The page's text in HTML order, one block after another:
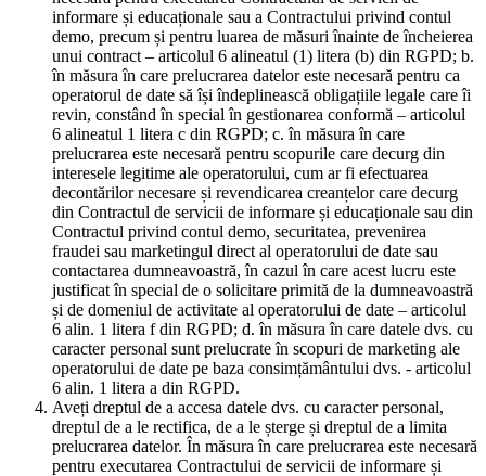
informare și educaționale sau a Contractului privind contul
demo, precum și pentru luarea de măsuri înainte de încheierea
unui contract – articolul 6 alineatul (1) litera (b) din RGPD; b.
în măsura în care prelucrarea datelor este necesară pentru ca
operatorul de date să își îndeplinească obligațiile legale care îi
revin, constând în special în gestionarea conformă – articolul
6 alineatul 1 litera c din RGPD; c. în măsura în care
prelucrarea este necesară pentru scopurile care decurg din
interesele legitime ale operatorului, cum ar fi efectuarea
decontărilor necesare și revendicarea creanțelor care decurg
din Contractul de servicii de informare și educaționale sau din
Contractul privind contul demo, securitatea, prevenirea
fraudei sau marketingul direct al operatorului de date sau
contactarea dumneavoastră, în cazul în care acest lucru este
justificat în special de o solicitare primită de la dumneavoastră
și de domeniul de activitate al operatorului de date – articolul
6 alin. 1 litera f din RGPD; d. în măsura în care datele dvs. cu
caracter personal sunt prelucrate în scopuri de marketing ale
operatorului de date pe baza consimțământului dvs. - articolul
6 alin. 1 litera a din RGPD.
Aveți dreptul de a accesa datele dvs. cu caracter personal,
dreptul de a le rectifica, de a le șterge și dreptul de a limita
prelucrarea datelor. În măsura în care prelucrarea este necesară
pentru executarea Contractului de servicii de informare și